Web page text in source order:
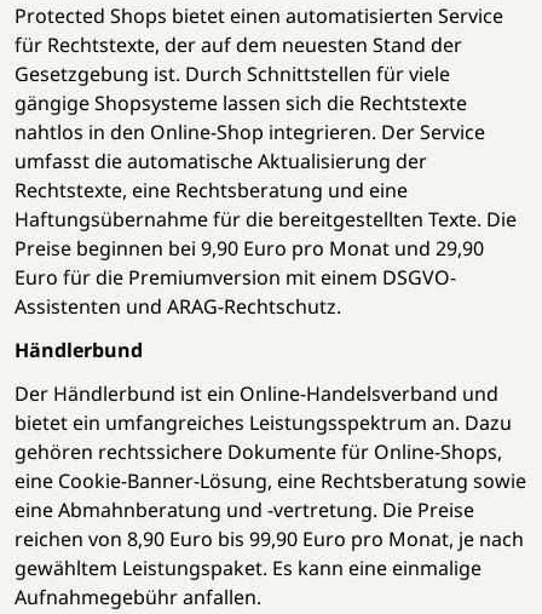
Protected Shops bietet einen automatisierten Service
für Rechtstexte, der auf dem neuesten Stand der
Gesetzgebung ist. Durch Schnittstellen für viele
gängige Shopsysteme lassen sich die Rechtstexte
nahtlos in den Online-Shop integrieren. Der Service
umfasst die automatische Aktualisierung der
Rechtstexte, eine Rechtsberatung und eine
Haftungsübernahme für die bereitgestellten Texte. Die
Preise beginnen bei 9,90 Euro pro Monat und 29,90
Euro für die Premiumversion mit einem DSGVO-
Assistenten und ARAG-Rechtschutz.
Händlerbund
Der Händlerbund ist ein Online-Handelsverband und
bietet ein umfangreiches Leistungsspektrum an. Dazu
gehören rechtssichere Dokumente für Online-Shops,
eine Cookie-Banner-Lösung, eine Rechtsberatung sowie
eine Abmahnberatung und -vertretung. Die Preise
reichen von 8,90 Euro bis 99,90 Euro pro Monat, je nach
gewähltem Leistungspaket. Es kann eine einmalige
Aufnahmegebühr anfallen.